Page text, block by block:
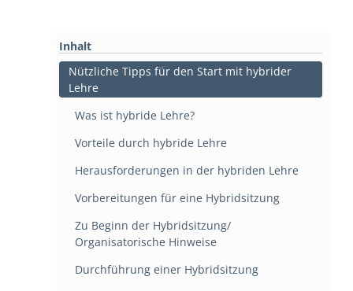
Inhalt
Nützliche Tipps für den Start mit hybrider
Lehre
Was ist hybride Lehre?
Vorteile durch hybride Lehre
Herausforderungen in der hybriden Lehre
Vorbereitungen für eine Hybridsitzung
Zu Beginn der Hybridsitzung/
Organisatorische Hinweise
Durchführung einer Hybridsitzung